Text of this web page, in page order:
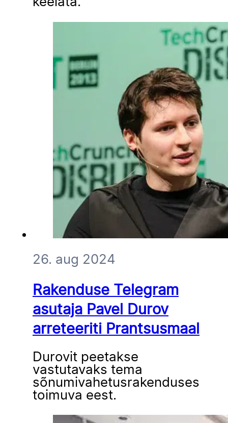
26. aug 2024
Rakenduse Telegram
asutaja Pavel Durov
arreteeriti Prantsusmaal
Durovit peetakse
vastutavaks tema
sõnumivahetusrakenduses
toimuva eest.